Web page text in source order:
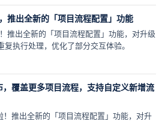
推出全新的「项目流程配置」功能
推出全新的「项目流程配置」功能，对升级
执行处理，优化了部分交互体验。
，覆盖更多项目流程，支持自定义新增流
！推出全新的「项目流程配置」功能，对升